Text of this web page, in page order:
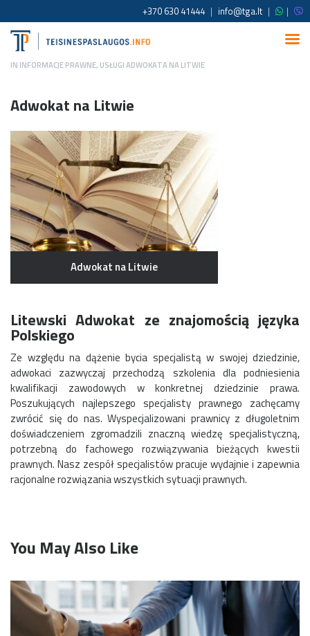
+370 630 41444 | info@tga.lt | |
IN INFORMACJE PRAWNE, USŁUGI ADWOKATA NA LITWIE
Adwokat na Litwie
Adwokat na Litwie
Litewski Adwokat ze znajomością języka
Polskiego
Ze względu na dążenie bycia specjalistą w swojej dziedzinie,
adwokaci zazwyczaj przechodzą szkolenia dla podniesienia
kwalifikacji zawodowych w konkretnej dziedzinie prawa.
Poszukujących najlepszego specjalisty prawnego zachęcamy
zwrócić się do nas. Wyspecjalizowani prawnicy z długoletnim
doświadczeniem zgromadzili znaczną wiedzę specjalistyczną,
potrzebną do fachowego rozwiązywania bieżących kwestii
prawnych. Nasz zespół specjalistów pracuje wydajnie i zapewnia
racjonalne rozwiązania wszystkich sytuacji prawnych.
You May Also Like